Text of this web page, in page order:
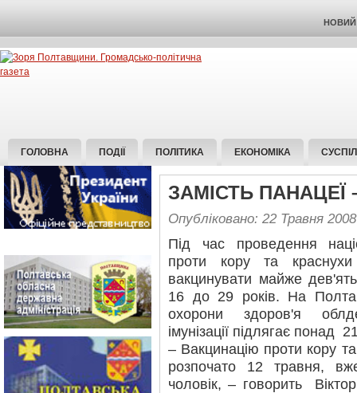
НОВИЙ
ГОЛОВНА ПОДІЇ ПОЛІТИКА ЕКОНОМІКА
ЗАМІСТЬ ПАНАЦЕЇ
Опубліковано: 22 Травня 2008
Під час проведення
проти кору та
вакцинувати майже дев'ять
16 до 29 років. На
охорони здоров'я
імунізації підлягає понад
– Вакцинацію проти кору
розпочато 12 травня,
чоловік, – говорить